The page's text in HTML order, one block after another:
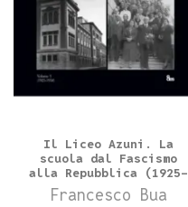
Il Liceo Azuni. La
scuola dal Fascismo
alla Repubblica (1925-
1950) (volume 3°)
Francesco Bua